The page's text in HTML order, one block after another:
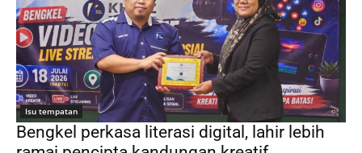
Isu tempatan
Bengkel perkasa literasi digital, lahir lebih